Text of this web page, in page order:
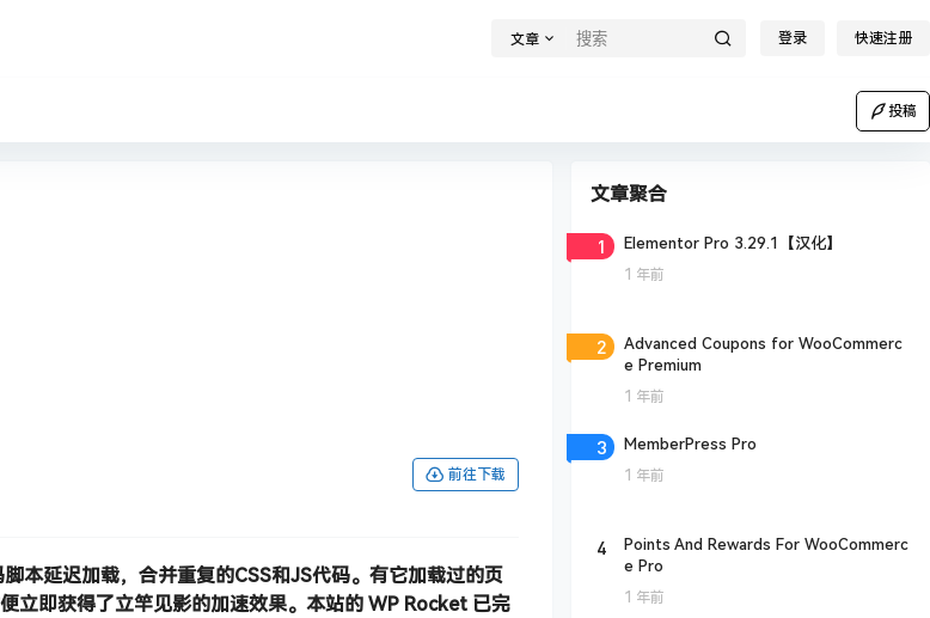
文章 登录 快速注册
投稿
前往下载
本延迟加载，合并重复的CSS和JS代码。有它加载过的页
立即获得了立竿见影的加速效果。本站的 WP Rocket 已完
文章聚合
1 Elementor Pro 3.29.1【汉化】
1 年前
2
Advanced Coupons for WooCommerc
e Premium
1 年前
3 MemberPress Pro
1 年前
4
Points And Rewards For WooCommerc
e Pro
1 年前